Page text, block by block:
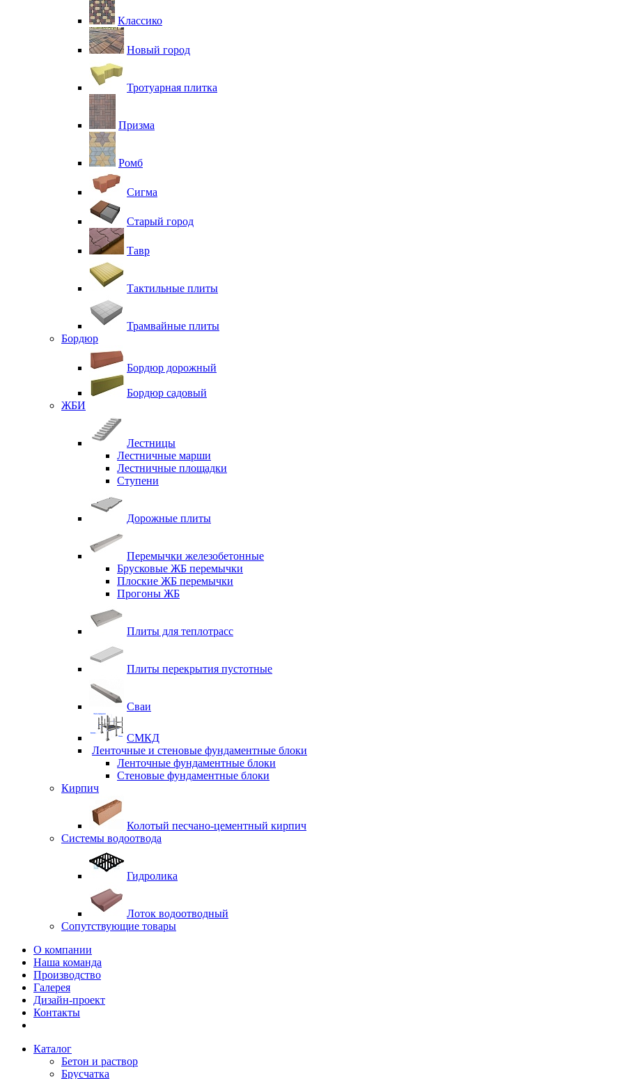
Классико
Новый город
Тротуарная плитка
Призма
Ромб
Сигма
Старый город
Тавр
Тактильные плиты
Трамвайные плиты
Бордюр
Бордюр дорожный
Бордюр садовый
ЖБИ
Лестницы
Лестничные марши
Лестничные площадки
Ступени
Дорожные плиты
Перемычки железобетонные
Брусковые ЖБ перемычки
Плоские ЖБ перемычки
Прогоны ЖБ
Плиты для теплотрасс
Плиты перекрытия пустотные
Сваи
СМКД
Ленточные и стеновые фундаментные блоки
Ленточные фундаментные блоки
Стеновые фундаментные блоки
Кирпич
Колотый песчано-цементный кирпич
Системы водоотвода
Гидролика
Лоток водоотводный
Сопутствующие товары
О компании
Наша команда
Производство
Галерея
Дизайн-проект
Контакты
Каталог
Бетон и раствор
Брусчатка